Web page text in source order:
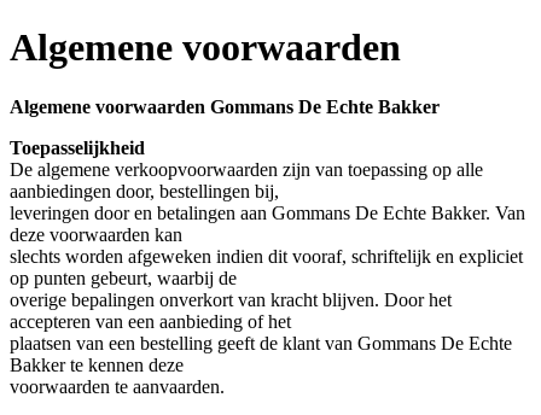
Algemene voorwaarden
Algemene voorwaarden Gommans De Echte Bakker
Toepasselijkheid
De algemene verkoopvoorwaarden zijn van toepassing op alle
aanbiedingen door, bestellingen bij,
leveringen door en betalingen aan Gommans De Echte Bakker. Van
deze voorwaarden kan
slechts worden afgeweken indien dit vooraf, schriftelijk en expliciet
op punten gebeurt, waarbij de
overige bepalingen onverkort van kracht blijven. Door het
accepteren van een aanbieding of het
plaatsen van een bestelling geeft de klant van Gommans De Echte
Bakker te kennen deze
voorwaarden te aanvaarden.